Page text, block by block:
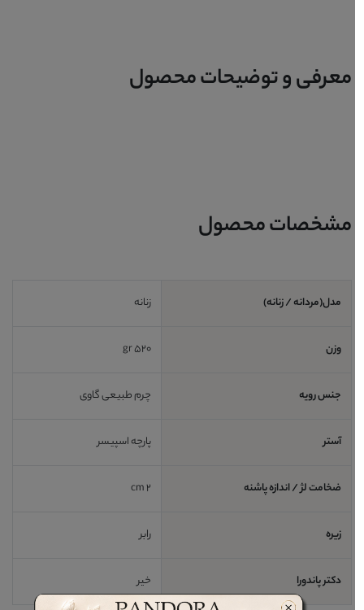
معرفی و توضیحات محصول
مشخصات محصول
مدل(مردانه / زنانه) زنانه
وزن 520 gr
جنس رویه چرم طبیعی گاوی
آستر پارچه اسپیسر
ضخامت لژ / اندازه پاشنه
زیره رابر
دکتر پاندورا خیر